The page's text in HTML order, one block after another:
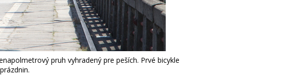
pruh vyhradený pre peších. Prvé bicykle